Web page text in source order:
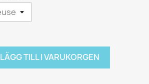
LÄGG TILL I VARUKORGEN